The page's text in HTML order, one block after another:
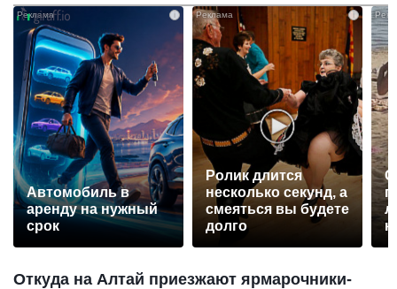
i
Автомобиль в
аренду на нужный
срок
Ролик длится
несколько секунд, а
смеяться вы будете
долго
Откуда на Алтай приезжают ярмарочники-